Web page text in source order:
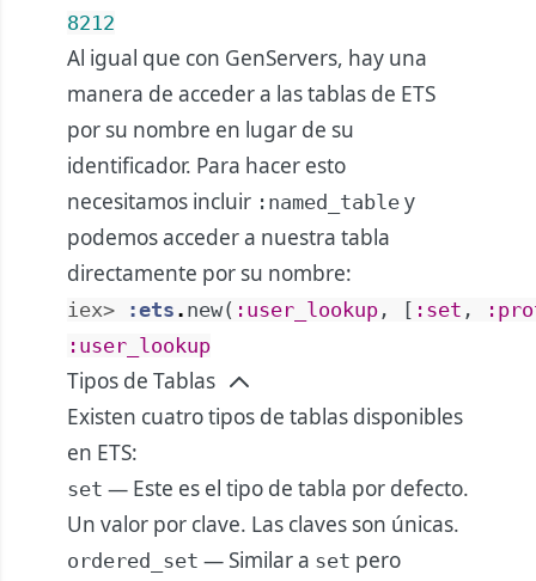
8212
Al igual que con GenServers, hay una
manera de acceder a las tablas de ETS
por su nombre en lugar de su
identificador. Para hacer esto
necesitamos incluir :named_table y
podemos acceder a nuestra tabla
directamente por su nombre:
iex> :ets . new( :user_lookup , [ :set ,
:user_lookup
Tipos de Tablas
Existen cuatro tipos de tablas disponibles
en ETS:
set — Este es el tipo de tabla por defecto.
Un valor por clave. Las claves son únicas.
ordered_set — Similar a set pero